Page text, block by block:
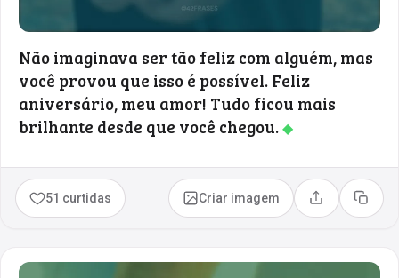
Não imaginava ser tão feliz com alguém, mas
você provou que isso é possível. Feliz
aniversário, meu amor! Tudo ficou mais
brilhante desde que você chegou.◆
51 curtidas Criar imagem Compartilhar
Copiar